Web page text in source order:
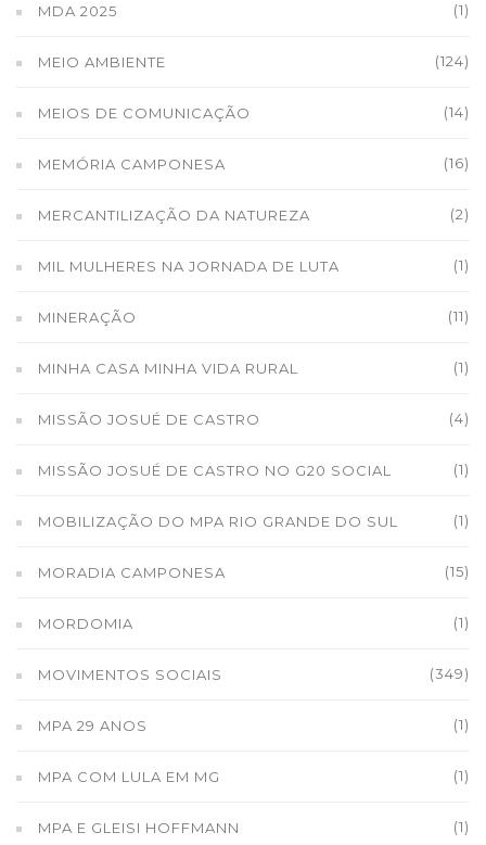
MDA 2025 (1)
MEIO AMBIENTE (124)
MEIOS DE COMUNICAÇÃO (14)
MEMÓRIA CAMPONESA (16)
MERCANTILIZAÇÃO DA NATUREZA (2)
MIL MULHERES NA JORNADA DE LUTA (1)
MINERAÇÃO (11)
MINHA CASA MINHA VIDA RURAL (1)
MISSÃO JOSUÉ DE CASTRO (4)
MISSÃO JOSUÉ DE CASTRO NO G20 SOCIAL (1)
MOBILIZAÇÃO DO MPA RIO GRANDE DO SUL (1)
MORADIA CAMPONESA (15)
MORDOMIA (1)
MOVIMENTOS SOCIAIS (349)
MPA 29 ANOS (1)
MPA COM LULA EM MG (1)
MPA E GLEISI HOFFMANN (1)